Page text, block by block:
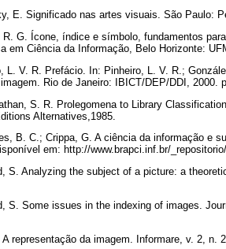
E. Significado nas artes visuais. São Paulo:
R. G. Ícone, índice e símbolo, fundamentos
em Ciência da Informação, Belo Horizonte:
L. V. R. Prefácio. In: Pinheiro, L. V. R.;
Rio de Janeiro: IBICT/DEP/DDI, 2000.
S. R. Prolegomena to Library
Alternatives,1985.
B. C.; Crippa, G. A ciência da informação e
em: http://www.brapci.inf.br/
S. Analyzing the subject of a picture: a
S. Some issues in the indexing of images.
representação da imagem. Informare, v. 2, n.